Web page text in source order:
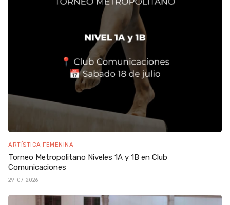
ARTÍSTICA FEMENINA
Torneo Metropolitano Niveles 1A y 1B en Club
Comunicaciones
29-07-2026